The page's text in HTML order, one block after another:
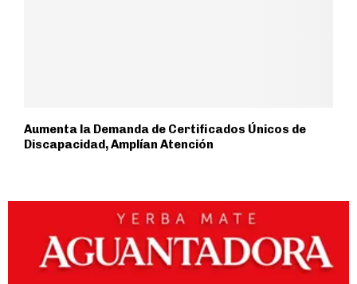
Aumenta la Demanda de Certificados Únicos de
Discapacidad, Amplían Atención